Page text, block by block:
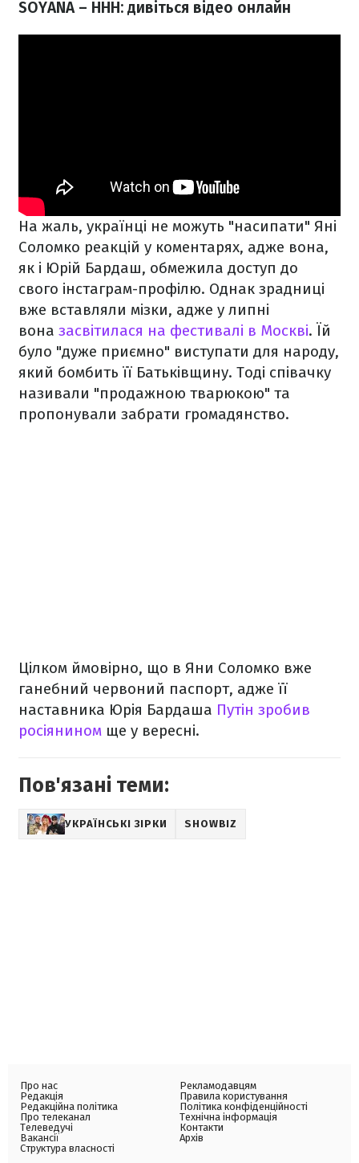
SOYANA – ННН: дивіться відео онлайн
На жаль, українці не можуть "насипати" Яні
Соломко реакцій у коментарях, адже вона,
як і Юрій Бардаш, обмежила доступ до
свого інстаграм-профілю. Однак зрадниці
вже вставляли мізки, адже у липні
вона засвітилася на фестивалі в Москві. Їй
було "дуже приємно" виступати для народу,
який бомбить її Батьківщину. Тоді співачку
називали "продажною тварюкою" та
пропонували забрати громадянство.
Цілком ймовірно, що в Яни Соломко вже
ганебний червоний паспорт, адже її
наставника Юрія Бардаша Путін зробив
росіянином ще у вересні.
Пов'язані теми:
УКРАЇНСЬКІ ЗІРКИ SHOWBIZ
Про нас
Редакція
Редакційна політика
Про телеканал
Телеведучі
Вакансії
Структура власності
Рекламодавцям
Правила користування
Політика конфіденційності
Технічна інформація
Контакти
Архів